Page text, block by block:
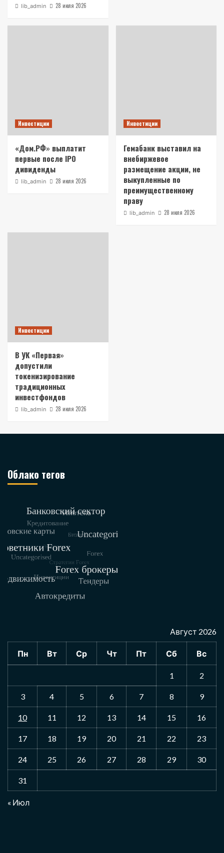
lib_admin 28 июля 2026
Инвестиции
«Дом.РФ» выплатит
первые после IPO
дивиденды
lib_admin 28 июля 2026
Инвестиции
Гемабанк выставил на
внебиржевое
размещение акции, не
выкупленные по
преимущественному
праву
lib_admin 28 июля 2026
Инвестиции
В УК «Первая»
допустили
токенизирование
традиционных
инвестфондов
lib_admin 28 июля 2026
Облако тегов
Август 2026
Пн Вт Ср Чт Пт Сб Вс
1 2
3 4 5 6 7 8 9
10 11 12 13 14 15 16
17 18 19 20 21 22 23
24 25 26 27 28 29 30
31
« Июл